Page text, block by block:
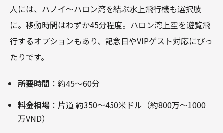
人には、ハノイ～ハロン湾を結ぶ水上飛行機も選択肢
に。移動時間はわずか45分程度。ハロン湾上空を遊覧飛
行するオプションもあり、記念日やVIPゲスト対応にぴっ
たりです。
所要時間 ：約45～60分
料金相場 ：片道 約350～450米ドル（約800万～1000
万VND）